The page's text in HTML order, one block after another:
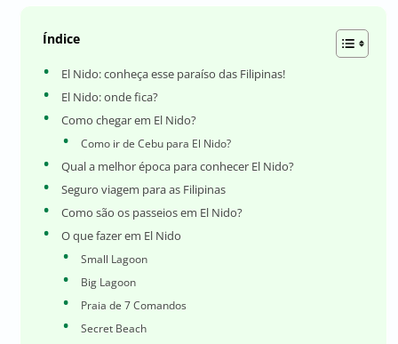
Índice
El Nido: conheça esse paraíso das Filipinas!
El Nido: onde fica?
Como chegar em El Nido?
Como ir de Cebu para El Nido?
Qual a melhor época para conhecer El Nido?
Seguro viagem para as Filipinas
Como são os passeios em El Nido?
O que fazer em El Nido
Small Lagoon
Big Lagoon
Praia de 7 Comandos
Secret Beach